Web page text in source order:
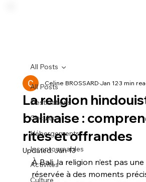
All Posts
Destinations
Circuits
Hébergements
Incontournables
Activités
Culture
All Posts
La religion
balinaise :
rites et offrandes
Celine BROSSARDJan 123 min
Updated:Jan 13
À Bali, la religion n’est pas
réservée à des moments